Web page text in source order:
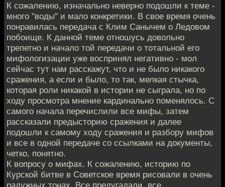
К сожалению, изначально неверно подошли к теме -
много "воды" и мало конкретики. В свое время очень
понравилась передача с Клим Санычем о Ледовом
побоище. К данной теме отношусь довольно
трепетно и начало той передачи о тотальной его
мифологизации уже воспринял негативно - мол
сейчас тут нам расскажут, что и не было никакого
сражения, а если и было, то так, мелкая стычка,
которая роли никакой в истории не сыграла, но по
ходу просмотра мнение кардинально поменялось. С
самого начала перечислили все мифы, затем
рассказали предысторию сражения и далее
подошли к самому ходу сражения и разбору мифов
и все в одной передаче со ссылками на документы,
четко, понятно.
К вопросу о мифах. К сожалению, историю по
Курской битве в Советское время рисовали в очень